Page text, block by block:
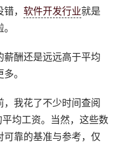
错，软件开发行业就是
薪酬还是远远高于平均
。
我花了不少时间查阅
均工资。当然，这些数
可靠的基准与参考，仅